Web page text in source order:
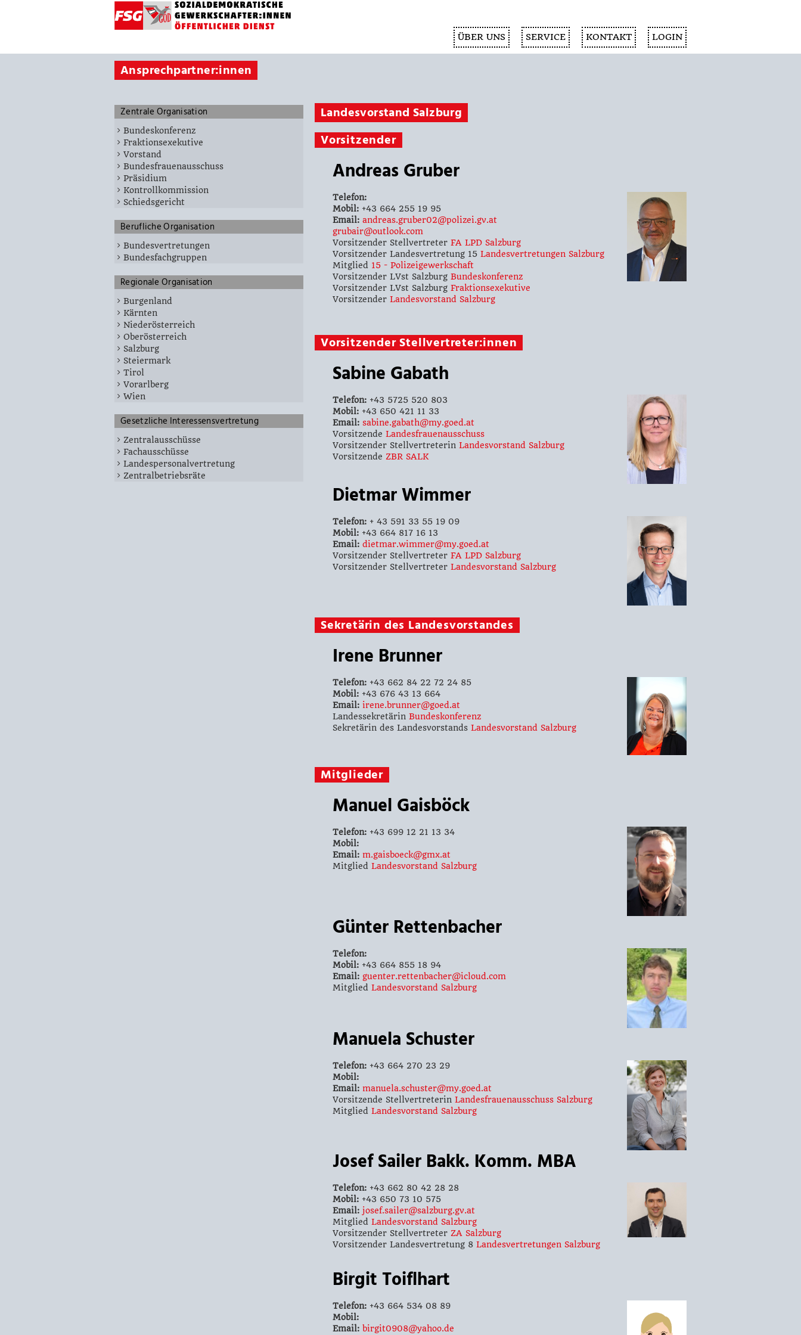
ÜBER UNS SERVICE KONTAKT LOGIN
Ansprechpartner:innen
Zentrale Organisation
Bundeskonferenz
Fraktionsexekutive
Vorstand
Bundesfrauenausschuss
Präsidium
Kontrollkommission
Schiedsgericht
Berufliche Organisation
Bundesvertretungen
Bundesfachgruppen
Regionale Organisation
Burgenland
Kärnten
Niederösterreich
Oberösterreich
Salzburg
Steiermark
Tirol
Vorarlberg
Wien
Gesetzliche Interessensvertretung
Zentralausschüsse
Fachausschüsse
Landespersonalvertretung
Zentralbetriebsräte
Landesvorstand Salzburg
Vorsitzender
Andreas Gruber
Telefon:
Mobil:+43 664 255 19 95
Email: andreas.gruber02@polizei.gv.at
grubair@outlook.com
Vorsitzender Stellvertreter FA LPD Salzburg
Vorsitzender Landesvertretung 15 Landesvertretungen Salzburg
Mitglied 15 - Polizeigewerkschaft
Vorsitzender LVst Salzburg Bundeskonferenz
Vorsitzender LVst Salzburg Fraktionsexekutive
Vorsitzender Landesvorstand Salzburg
Vorsitzender Stellvertreter:innen
Sabine Gabath
Telefon:+43 5725 520 803
Mobil:+43 650 421 11 33
Email: sabine.gabath@my.goed.at
Vorsitzende Landesfrauenausschuss
Vorsitzender Stellvertreterin Landesvorstand Salzburg
Vorsitzende ZBR SALK
Dietmar Wimmer
Telefon:+ 43 591 33 55 19 09
Mobil:+43 664 817 16 13
Email: dietmar.wimmer@my.goed.at
Vorsitzender Stellvertreter FA LPD Salzburg
Vorsitzender Stellvertreter Landesvorstand Salzburg
Sekretärin des Landesvorstandes
Irene Brunner
Telefon:+43 662 84 22 72 24 85
Mobil:+43 676 43 13 664
Email: irene.brunner@goed.at
Landessekretärin Bundeskonferenz
Sekretärin des Landesvorstands Landesvorstand Salzburg
Mitglieder
Manuel Gaisböck
Telefon:+43 699 12 21 13 34
Mobil:
Email: m.gaisboeck@gmx.at
Mitglied Landesvorstand Salzburg
Günter Rettenbacher
Telefon:
Mobil:+43 664 855 18 94
Email: guenter.rettenbacher@icloud.com
Mitglied Landesvorstand Salzburg
Manuela Schuster
Telefon:+43 664 270 23 29
Mobil:
Email: manuela.schuster@my.goed.at
Vorsitzende Stellvertreterin Landesfrauenausschuss Salzburg
Mitglied Landesvorstand Salzburg
Josef Sailer Bakk. Komm. MBA
Telefon:+43 662 80 42 28 28
Mobil:+43 650 73 10 575
Email: josef.sailer@salzburg.gv.at
Mitglied Landesvorstand Salzburg
Vorsitzender Stellvertreter ZA Salzburg
Vorsitzender Landesvertretung 8 Landesvertretungen Salzburg
Birgit Toiflhart
Telefon:+43 664 534 08 89
Mobil:
Email: birgit0908@yahoo.de